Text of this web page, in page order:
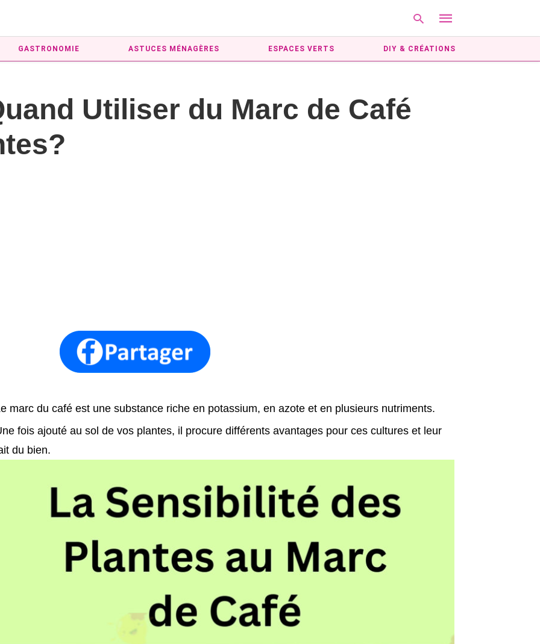
GASTRONOMIE ASTUCES MÉNAGÈRES ESPACES VERTS DIY & CRÉATIONS
Utiliser du Marc de Café
marc du café est une substance riche en potassium, en azote et en plusieurs nutriments.
fois ajouté au sol de vos plantes, il procure différents avantages pour ces cultures et leur
du bien.